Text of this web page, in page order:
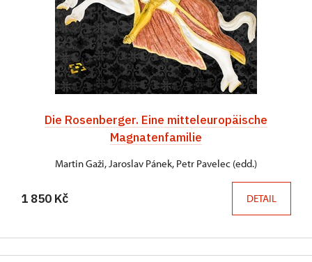
Die Rosenberger. Eine mitteleuropäische
Magnatenfamilie
Martin Gaži, Jaroslav Pánek, Petr Pavelec (edd.)
1 850 Kč DETAIL